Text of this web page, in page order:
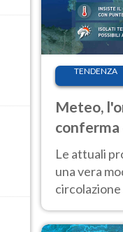
TENDENZA
Meteo,
Le attuali
una vera
giorni,